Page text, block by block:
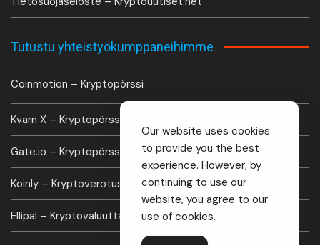
Tutustu yhteistyökumppaneihimme
Coinmotion – Kryptopörssi
Kvarn X – Kryptopörssi
Gate.io – Kryptopörssi
Koinly – Kryptoverotus laskuri
Ellipal – Kryptovaluutta lompakko
Our website uses cookies
to provide you the best
experience. However, by
continuing to use our
website, you agree to our
use of cookies.